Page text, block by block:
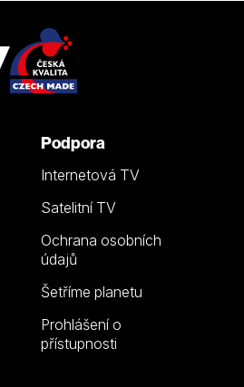
Podpora
Internetová TV
Satelitní TV
Ochrana osobních
údajů
Šetříme planetu
Prohlášení o
přístupnosti